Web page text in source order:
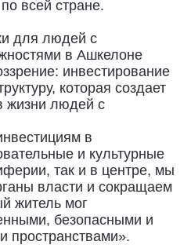
всей стране.
для людей с
в Ашкелоне
инвестирование
которая создает
жизни людей с
в
и культурные
так и в центре, мы
власти и сокращаем
житель мог
безопасными и
пространствами».